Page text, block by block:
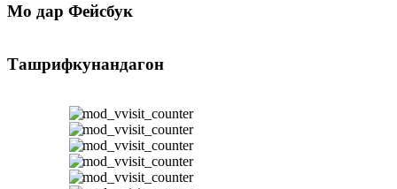
Мо дар Фейсбук
Ташрифкунандагон